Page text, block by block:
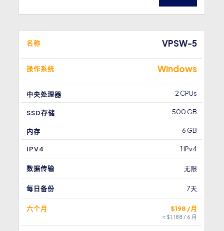
名称 VPSW-5
操作系统 Windows
中央处理器 2 CPUs
SSD存储 500 GB
内存 6 GB
IPV4 1 IPv4
数据传输 无限
每日备份 7天
六个月 $198 /月
≈ $1,188 / 6 月